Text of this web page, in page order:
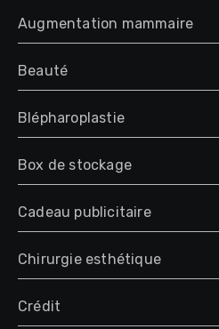
Augmentation mammaire
Beauté
Blépharoplastie
Box de stockage
Cadeau publicitaire
Chirurgie esthétique
Crédit